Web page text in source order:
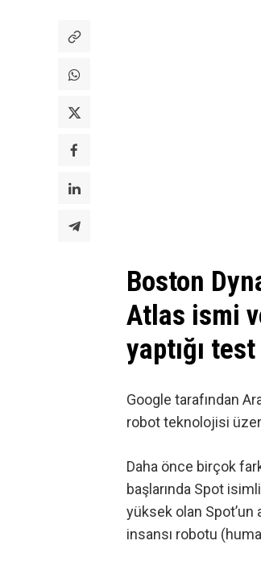
Boston
Atlas ismi
yaptığı
Google tarafından
robot teknolojisi
Daha önce birçok
başlarında Spot
yüksek olan Spot’un
insansı robotu